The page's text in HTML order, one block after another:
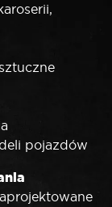
pojazdów